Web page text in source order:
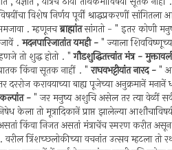
विशेष निर्णय पूर्वीं श्राद्धप्रकरणीं
. म्हणूनचब्राह्मांतसांगतो - " इतर कोणी
.मदनपारिजातांत यमही -" ज्याला
तो शुद्ध होतो . "गौडशुद्धितत्त्वांत मंत्र -
पातक किंवा सूतक नाहीं . "राघवभट्टीयांत नारद -"
करावयाच्या बाह्य पूजेच्या अनुक्रमानें
-" जर मनुष्य अशुचि असेल तर त्या वेळीं
केला तो मूत्रादिकानें प्राप्त झालेल्या
किंवा निजत असतां मंत्राचेंच स्मरण करीत
त्रिंशच्छ्लोकीच्या वचनांत उत्सव म्हटला तो